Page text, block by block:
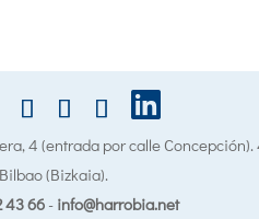
4 (entrada por calle
Bilbao (Bizkaia).
43 66- info@harrobia.net